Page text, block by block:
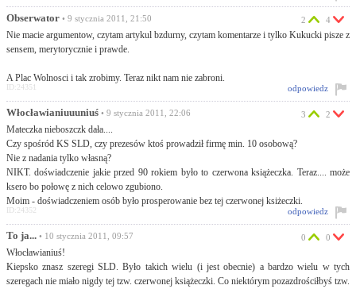
Obserwator • 9 stycznia 2011, 21:50
Nie macie argumentow, czytam artykul bzdurny, czytam komentarze i tylko Kukucki pisze z
sensem, merytorycznie i prawde.
A Plac Wolnosci i tak zrobimy. Teraz nikt nam nie zabroni.
2 4
odpowiedz
ID:24351
Włocławianiuuuniuś • 9 stycznia 2011, 22:06
Mateczka nieboszczk dała....
Czy spośród KS SLD, czy prezesów ktoś prowadził firmę min. 10 osobową?
Nie z nadania tylko własną?
NIKT. doświadczenie jakie przed 90 rokiem było to czerwona książeczka. Teraz.... może
ksero bo połowę z nich celowo zgubiono.
Moim - doświadczeniem osób było prosperowanie bez tej czerwonej ksiżeczki.
3 2
odpowiedz
ID:24352
To ja... • 10 stycznia 2011, 09:57
Włocławianiuś!
Kiepsko znasz szeregi SLD. Było takich wielu (i jest obecnie) a bardzo wielu w tych
szeregach nie miało nigdy tej tzw. czerwonej książeczki. Co niektórym pozazdrościłbyś tzw.
0 0